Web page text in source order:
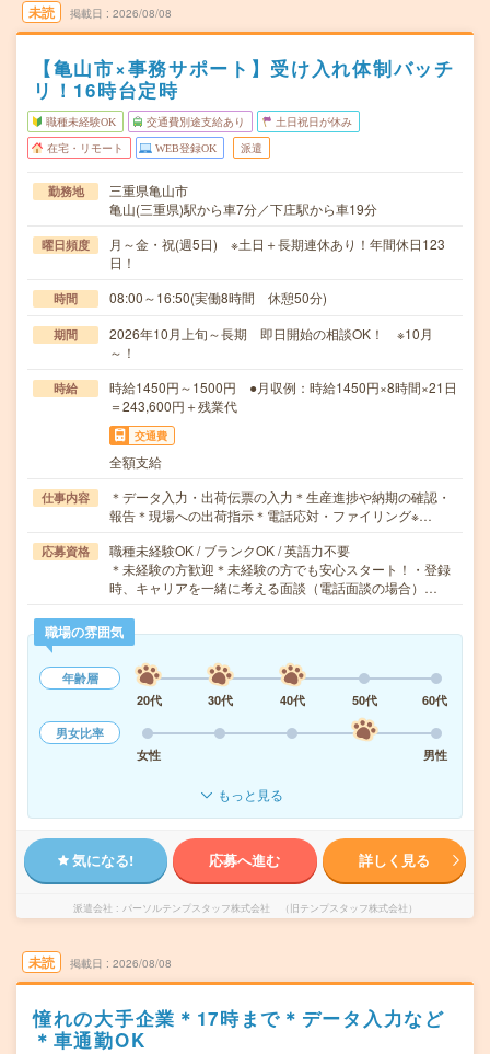
未読 掲載日 2026/08/08
【亀山市×事務サポート】受け入れ体制バッチ
リ！16時台定時
職種未経験OK 交通費別途支給あり 土日祝日が休み
在宅・リモート WEB登録OK 派遣
勤務地
三重県亀山市
亀山(三重県)駅から車7分／下庄駅から車19分
曜日頻度
月～金・祝(週5日) ※土日＋長期連休あり！年間休日123
日！
時間 08:00～16:50(実働8時間 休憩50分)
期間
2026年10月上旬～長期 即日開始の相談OK！ ※10月
～！
時給
時給1450円～1500円 ●月収例：時給1450円×8時間×21日
＝243,600円＋残業代
交通費
全額支給
仕事内容
＊データ入力・出荷伝票の入力＊生産進捗や納期の確認・
報告＊現場への出荷指示＊電話応対・ファイリング※…
応募資格
職種未経験OK / ブランクOK / 英語力不要
＊未経験の方歓迎＊未経験の方でも安心スタート！・登録
時、キャリアを一緒に考える面談（電話面談の場合）…
職場の雰囲気
年齢層
20代
30代 40代 50代
60代
男女比率
女性
男性
もっと見る
気になる! 応募へ進む 詳しく見る
派遣会社 パーソルテンプスタッフ株式会社 （旧テンプスタッフ株式会社）
未読 掲載日 2026/08/08
憧れの大手企業＊17時まで＊データ入力など
＊車通勤OK